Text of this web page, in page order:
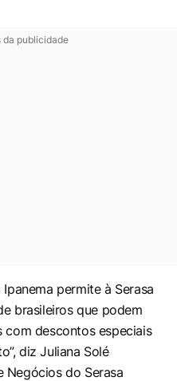
da publicidade
permite à Serasa
brasileiros que podem
descontos especiais
diz Juliana Solé
Negócios do Serasa